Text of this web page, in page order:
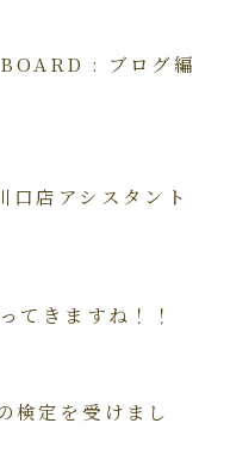
: ブログ編
口店アシスタント
てきますね！！
検定を受けまし